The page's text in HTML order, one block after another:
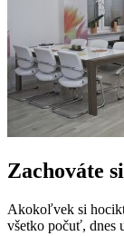
Zachováte
Akokoľvek si
všetko počuť, dnes